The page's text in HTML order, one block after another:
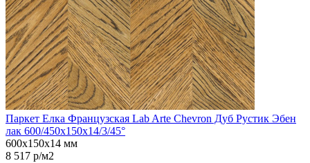
Паркет Елка Французская Lab Arte Chevron Дуб Рустик Эбен
лак 600/450х150х14/3/45°
600х150х14 мм
8 517 р/м2